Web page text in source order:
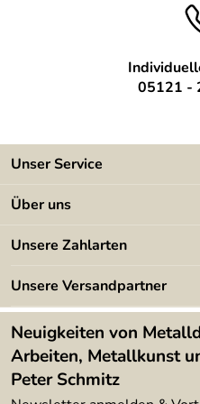
05121 -
Unser Service
Kontakt
Kundeninformationen
Newsletter
Lieferbedingungen
Über uns
Angebote
Kundenbewertungen (394)
4,9/5
Unsere Zahlarten
Unsere Versandpartner
Neuigkeiten von
Arbeiten, Metallkunst
Peter Schmitz